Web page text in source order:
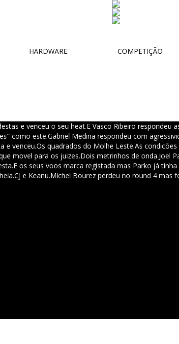
HARDWARE COMPETIÇÃO
e venceu o seu heat.E Vasco Ribeiro respondeu
como este.Gabriel Medina respondeu com
e venceu.Os quadrados do Molhe Leste.As
movel para os juizes.Dois metrinhos de onda.Joel
E os seus voos marca registada mas Parko já
CJ e Keanu.Michel Bourez perdeu no round 4 mas